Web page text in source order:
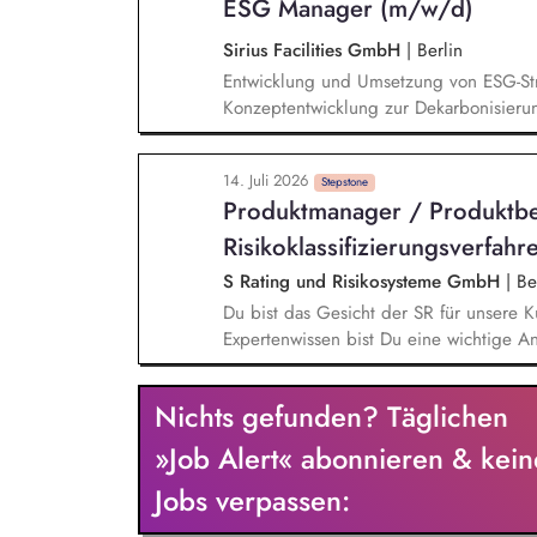
and EHSR. Development and
ensure transparency regarding energy
sustainability-related KPIs through
ESG Manager (m/w/d)
Sirius Facilities GmbH | Berlin
Entwicklung und Umsetzung von ESG-
Konzeptentwicklung zur
Nachhaltigkeitsmaßnahmen und
technische Vorprüfung für PV-, LED-
Gebäudezertifizierung nach gängigen
und Präsentationen für interne und
14. Juli 2026 Stepstone
Produktmanager /
S Rating und Risikosysteme GmbH |
Du bist das Gesicht der SR für unsere
Expertenwissen bist Du eine wichtige
etablierten
die Erstellung von praxistauglichen
FAQ-Listen,
Umsetzung bestmöglich. Du
und Gremien. Du entwickelst die
Nichts gefunden? Täglichen
»Job Alert« abonnieren &
Jobs verpassen: